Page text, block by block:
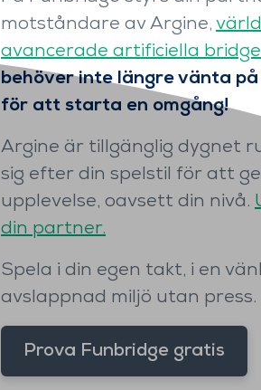
motståndare av Argine,
avancerade artificiella
behöver inte längre vänta
för att starta en omgång!
Argine är tillgänglig dygnet
sig efter din spelstil för att ge
upplevelse, oavsett din nivå.
din partner.
Spela i din egen takt, i en
avslappnad miljö utan press.
Prova Funbridge gratis